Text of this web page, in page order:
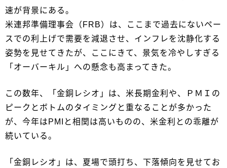
速が背景にある。
米連邦準備理事会（FRB）は、ここまで過去にないペー
スでの利上げで需要を減退させ、インフレを沈静化する
姿勢を見せてきたが、ここにきて、景気を冷やしすぎる
「オーバーキル」への懸念も高まってきた。
この数年、「金銅レシオ」は、米長期金利や、ＰＭＩの
ピークとボトムのタイミングと重なることが多かった
が、今年はPMIと相関は高いものの、米金利との乖離が
続いている。
「金銅レシオ」は、夏場で頭打ち、下落傾向を見せてお